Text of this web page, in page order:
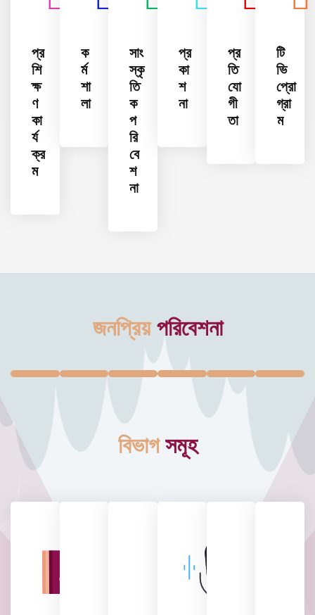
প্র
শি
ক্ষ
ণ
কা
র্য
ক্র
ম
ক
র্ম
শা
লা
সাং
স্কৃ
তি
ক
প
রি
বে
শ
না
প্র
কা
শ
না
প্র
তি
যো
গী
তা
টি
ভি
প্রো
গ্রা
ম
জনপ্রিয় পরিবেশনা
বিভাগ সমূহ